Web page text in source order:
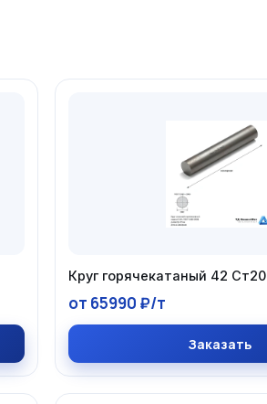
Круг горячекатаный 42 Ст20
от 65990 ₽/т
Заказать